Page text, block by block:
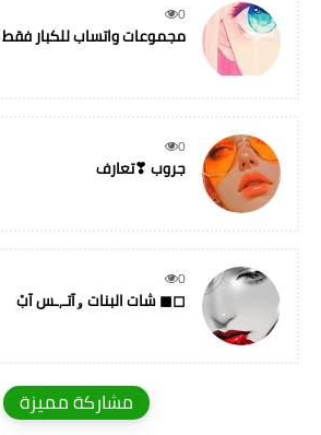
0
مجموعات واتساب للكبار فقط
0
جروب ❣تعارف
0
شات البنات ۅآتـ,ـس آبْ ◼◻
مشاركة مميزة